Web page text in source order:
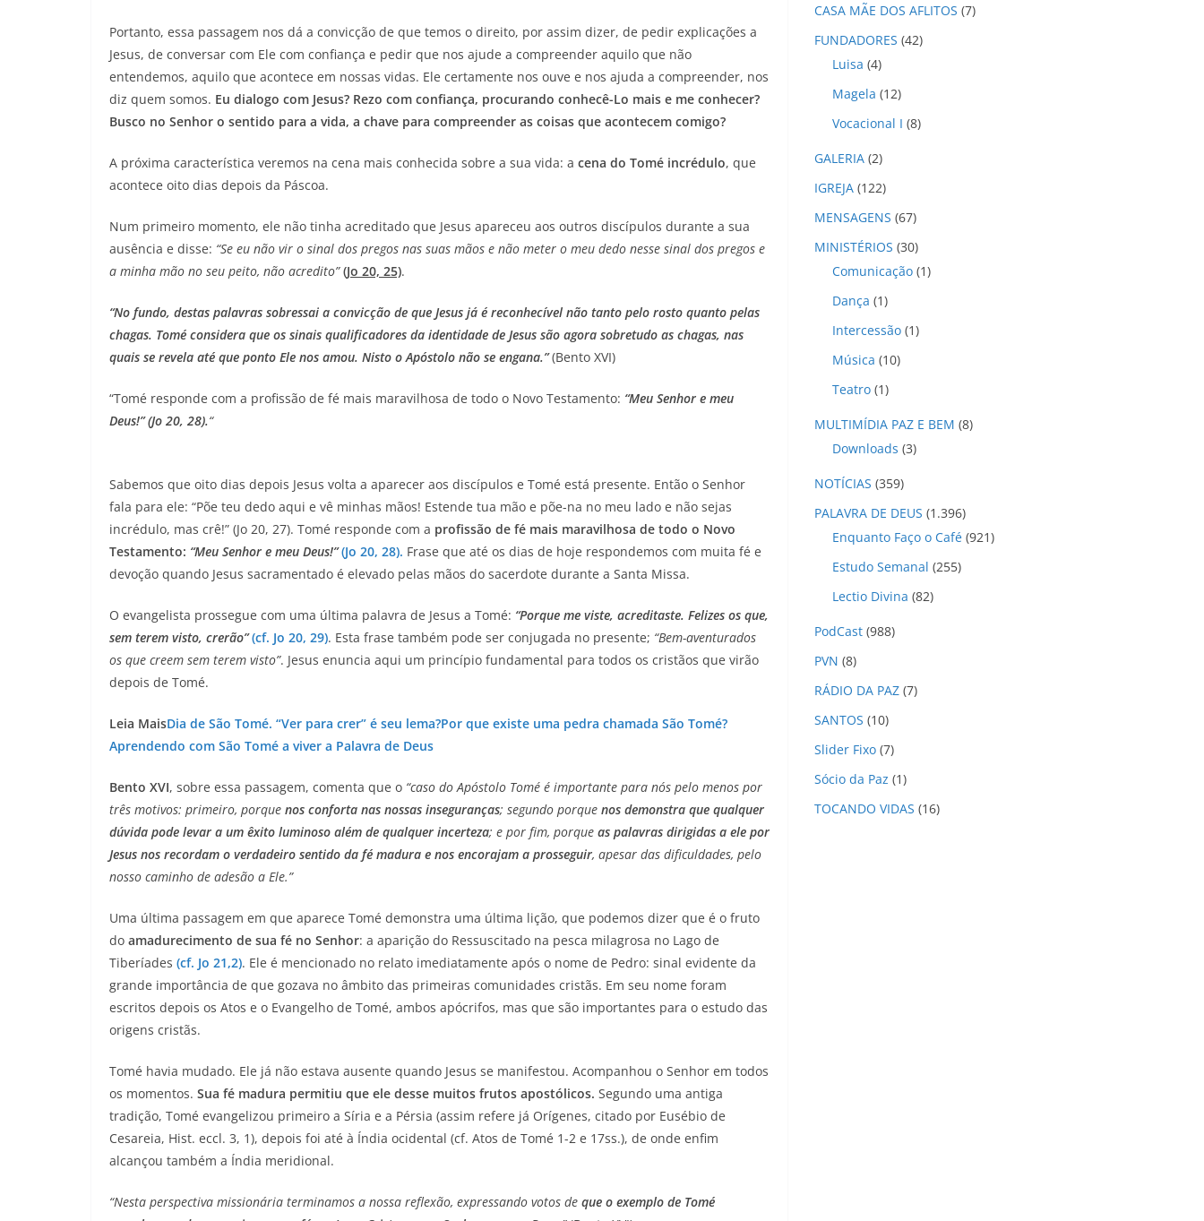
Portanto, essa passagem nos dá a convicção de que temos o direito, por assim dizer, de pedir explicações a
Jesus, de conversar com Ele com confiança e pedir que nos ajude a compreender aquilo que não
entendemos, aquilo que acontece em nossas vidas. Ele certamente nos ouve e nos ajuda a compreender, nos
diz quem somos. Eu dialogo com Jesus? Rezo com confiança, procurando conhecê-Lo mais e me conhecer?
Busco no Senhor o sentido para a vida, a chave para compreender as coisas que acontecem comigo?
A próxima característica veremos na cena mais conhecida sobre a sua vida: a cena do Tomé incrédulo, que
acontece oito dias depois da Páscoa.
Num primeiro momento, ele não tinha acreditado que Jesus apareceu aos outros discípulos durante a sua
ausência e disse: “Se eu não vir o sinal dos pregos nas suas mãos e não meter o meu dedo nesse sinal dos pregos e
a minha mão no seu peito, não acredito”(Jo 20, 25).
“No fundo, destas palavras sobressai a convicção de que Jesus já é reconhecível não tanto pelo rosto quanto pelas
chagas. Tomé considera que os sinais qualificadores da identidade de Jesus são agora sobretudo as chagas, nas
quais se revela até que ponto Ele nos amou. Nisto o Apóstolo não se engana.”(Bento XVI)
“Tomé responde com a profissão de fé mais maravilhosa de todo o Novo Testamento: “Meu Senhor e meu
Deus!” (Jo 20, 28).“
Sabemos que oito dias depois Jesus volta a aparecer aos discípulos e Tomé está presente. Então o Senhor
fala para ele: “Põe teu dedo aqui e vê minhas mãos! Estende tua mão e põe-na no meu lado e não sejas
incrédulo, mas crê!” (Jo 20, 27). Tomé responde com a profissão de fé mais maravilhosa de todo o Novo
Testamento: “Meu Senhor e meu Deus!”(Jo 20, 28). Frase que até os dias de hoje respondemos com muita fé e
devoção quando Jesus sacramentado é elevado pelas mãos do sacerdote durante a Santa Missa.
O evangelista prossegue com uma última palavra de Jesus a Tomé: “Porque me viste, acreditaste. Felizes os que,
sem terem visto, crerão” (cf. Jo 20, 29). Esta frase também pode ser conjugada no presente; “Bem-aventurados
os que creem sem terem visto”. Jesus enuncia aqui um princípio fundamental para todos os cristãos que virão
depois de Tomé.
Leia MaisDia de São Tomé. “Ver para crer” é seu lema?Por que existe uma pedra chamada São Tomé?
Aprendendo com São Tomé a viver a Palavra de Deus
Bento XVI, sobre essa passagem, comenta que o “caso do Apóstolo Tomé é importante para nós pelo menos por
três motivos: primeiro, porque nos conforta nas nossas inseguranças; segundo porque nos demonstra que qualquer
dúvida pode levar a um êxito luminoso além de qualquer incerteza; e por fim, porque as palavras dirigidas a ele por
Jesus nos recordam o verdadeiro sentido da fé madura e nos encorajam a prosseguir, apesar das dificuldades, pelo
nosso caminho de adesão a Ele.”
Uma última passagem em que aparece Tomé demonstra uma última lição, que podemos dizer que é o fruto
do amadurecimento de sua fé no Senhor: a aparição do Ressuscitado na pesca milagrosa no Lago de
Tiberíades (cf. Jo 21,2). Ele é mencionado no relato imediatamente após o nome de Pedro: sinal evidente da
grande importância de que gozava no âmbito das primeiras comunidades cristãs. Em seu nome foram
escritos depois os Atos e o Evangelho de Tomé, ambos apócrifos, mas que são importantes para o estudo das
origens cristãs.
Tomé havia mudado. Ele já não estava ausente quando Jesus se manifestou. Acompanhou o Senhor em todos
os momentos. Sua fé madura permitiu que ele desse muitos frutos apostólicos. Segundo uma antiga
tradição, Tomé evangelizou primeiro a Síria e a Pérsia (assim refere já Orígenes, citado por Eusébio de
Cesareia, Hist. eccl. 3, 1), depois foi até à Índia ocidental (cf. Atos de Tomé 1-2 e 17ss.), de onde enfim
alcançou também a Índia meridional.
“Nesta perspectiva missionária terminamos a nossa reflexão, expressando votos de que o exemplo de Tomé
v
o
CASA MÃE DOS AFLITOS (7)
FUNDADORES (42)
Luisa (4)
Magela (12)
Vocacional I (8)
GALERIA (2)
IGREJA (122)
MENSAGENS (67)
MINISTÉRIOS (30)
Comunicação (1)
Dança (1)
Intercessão (1)
Música (10)
Teatro (1)
MULTIMÍDIA PAZ E BEM (8)
Downloads (3)
NOTÍCIAS (359)
PALAVRA DE DEUS (1.396)
Enquanto Faço o Café (921)
Estudo Semanal (255)
Lectio Divina (82)
PodCast (988)
PVN (8)
RÁDIO DA PAZ (7)
SANTOS (10)
Slider Fixo (7)
Sócio da Paz (1)
TOCANDO VIDAS (16)